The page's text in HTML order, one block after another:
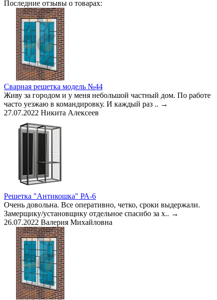
Последние отзывы о товарах:
Сварная решетка модель №44
Живу за городом и у меня небольшой частный дом. По работе
часто уезжаю в командировку. И каждый раз .. →
27.07.2022 Никита Алексеев
Решетка "Антикошка" РА-6
Очень довольна. Все оперативно, четко, сроки выдержали.
Замерщику/установщику отдельное спасибо за х.. →
26.07.2022 Валерия Михайловна